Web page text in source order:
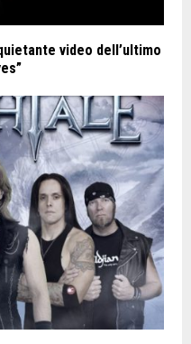
video dell’ultimo